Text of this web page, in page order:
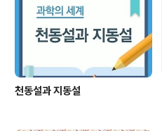
천동설과 지동설